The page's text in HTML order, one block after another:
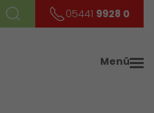
05441 9928 0
Menü